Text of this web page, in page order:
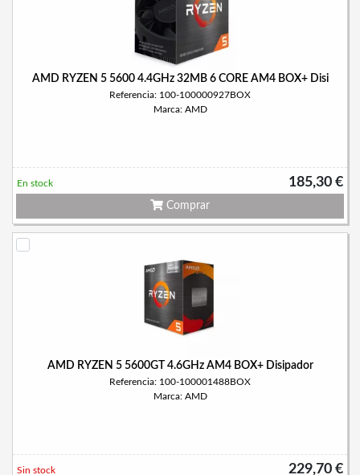
AMD RYZEN 5 5600 4.4GHz 32MB 6 CORE AM4 BOX+ Disi
Referencia: 100-100000927BOX
Marca: AMD
185,30 €
En stock
Comprar
AMD RYZEN 5 5600GT 4.6GHz AM4 BOX+ Disipador
Referencia: 100-100001488BOX
Marca: AMD
229,70 €
Sin stock